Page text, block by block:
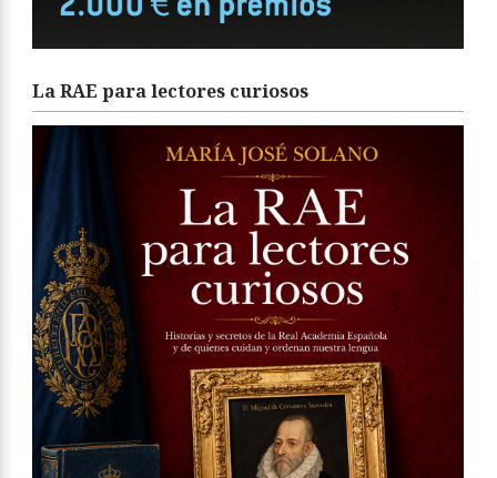
La RAE para lectores curiosos